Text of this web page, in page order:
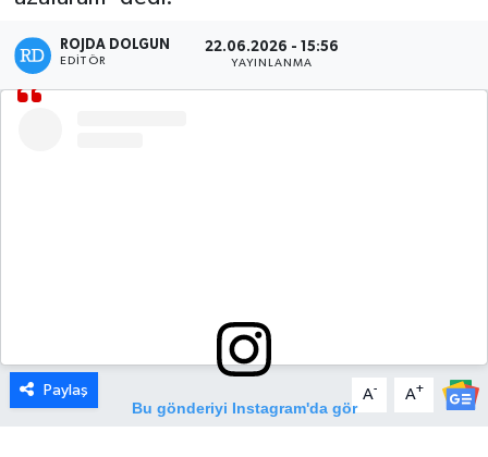
ROJDA DOLGUN
EDITÖR
22.06.2026 - 15:56
YAYINLANMA
Bu gönderiyi Instagram'da gör
Paylaş A- A+
GÜNDEM
HABERDE İNSAN